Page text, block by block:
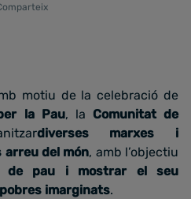
motiu de la celebració de
la Pau, la Comunitat de
diverses marxes i
del món, amb l’objectiu
de pau i mostrar el seu
imarginats.